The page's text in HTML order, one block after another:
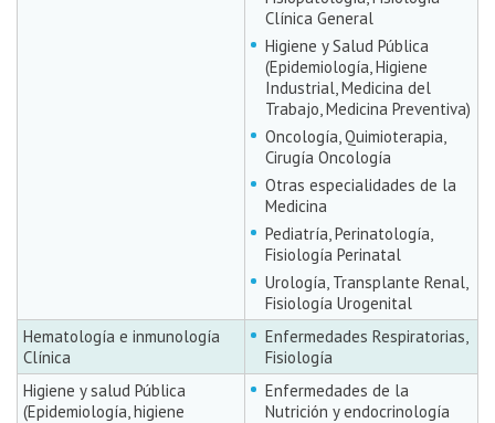
Clínica General
Higiene y Salud Pública
(Epidemiología, Higiene
Industrial, Medicina del
Trabajo, Medicina Preventiva)
Oncología, Quimioterapia,
Cirugía Oncología
Otras especialidades de la
Medicina
Pediatría, Perinatología,
Fisiología Perinatal
Urología, Transplante Renal,
Fisiología Urogenital
Hematología e inmunología
Clínica
Enfermedades Respiratorias,
Fisiología
Higiene y salud Pública
(Epidemiología, higiene
Enfermedades de la
Nutrición y endocrinología